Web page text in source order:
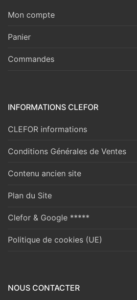
Mon compte
Panier
Commandes
INFORMATIONS CLEFOR
CLEFOR informations
Conditions Générales de Ventes
Contenu ancien site
Plan du Site
Clefor & Google *****
Politique de cookies (UE)
NOUS CONTACTER